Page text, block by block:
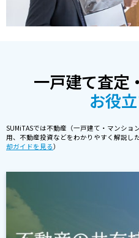
一戸建て査定
お役
SUMiTASでは不動産（一戸建て・マンシ
用、不動産投資などをわかりやすく解説し
却ガイドを見る）